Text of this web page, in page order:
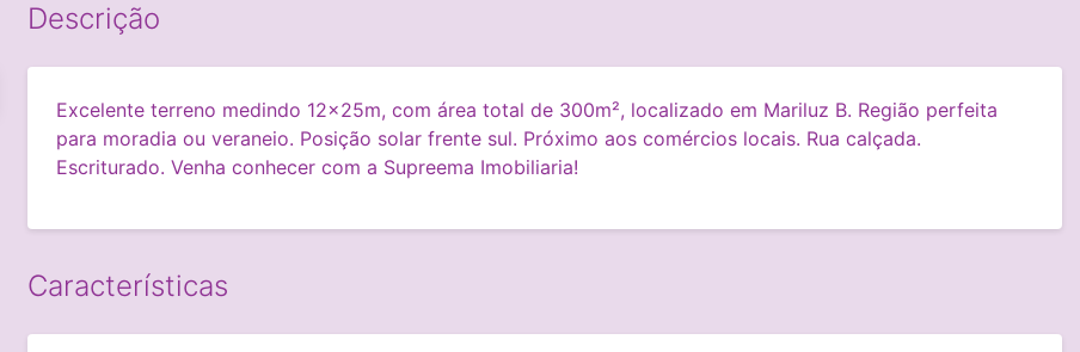
Descrição
Excelente terreno medindo 12x25m, com área total de 300m², localizado em Mariluz B. Região perfeita
para moradia ou veraneio. Posição solar frente sul. Próximo aos comércios locais. Rua calçada.
Escriturado. Venha conhecer com a Supreema Imobiliaria!
Características